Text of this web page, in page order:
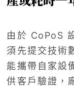
由於 CoPoS
須先提交技術
能攜帶自家設
供客戶驗證，